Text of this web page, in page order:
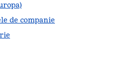
de companie